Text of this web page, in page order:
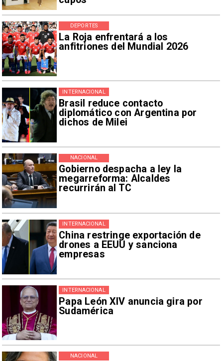
La Roja enfrentará a los
anfitriones del Mundial 2026
DEPORTES
Brasil reduce contacto
diplomático con Argentina por
dichos de Milei
INTERNACIONAL
Gobierno despacha a ley la
megarreforma: Alcaldes
recurrirán al TC
NACIONAL
China restringe exportación de
drones a EEUU y sanciona
empresas
INTERNACIONAL
Papa León XIV anuncia gira por
Sudamérica
INTERNACIONAL
NACIONAL